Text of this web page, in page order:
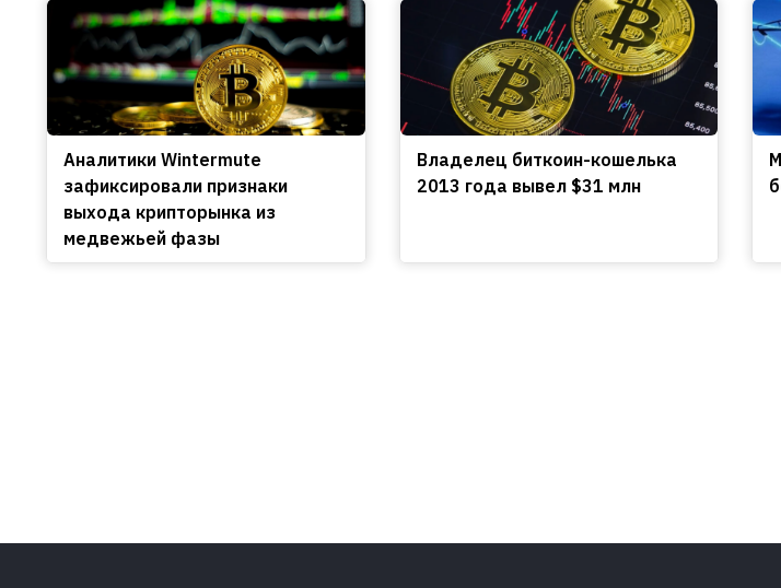
Аналитики Wintermute
зафиксировали признаки
выхода крипторынка из
медвежьей фазы
Владелец биткоин-кошелька
2013 года вывел $31 млн